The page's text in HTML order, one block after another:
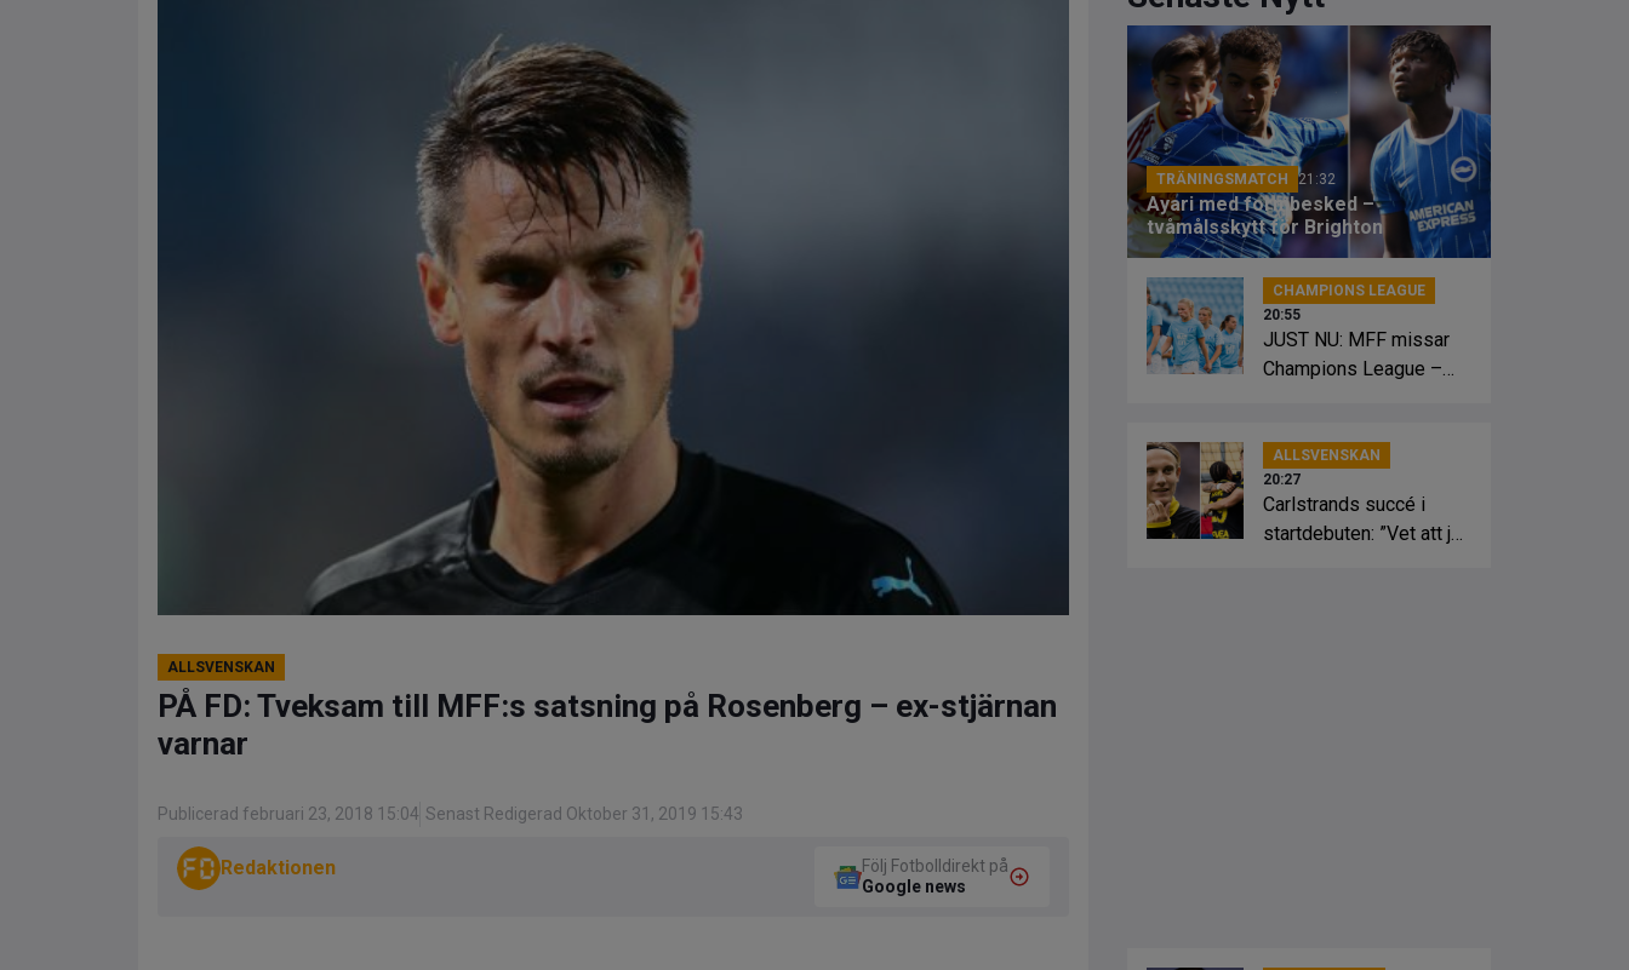
ALLSVENSKAN
PÅ FD: Tveksam till MFF:s satsning på Rosenberg – ex-stjärnan
varnar
Publicerad februari 23, 2018 15:04 Senast Redigerad Oktober 31, 2019 15:43
Redaktionen
Följ Fotbolldirekt på
Google news
TRÄNINGSMATCH 21:32
Ayari med formbesked –
tvåmålsskytt för Brighton
CHAMPIONS LEAGUE
20:55
JUST NU: MFF missar
Champions League –
ALLSVENSKAN
20:27
Carlstrands succé i
startdebuten: ”Vet att jag